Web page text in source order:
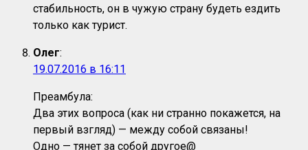
стабильность, он в чужую страну будеть ездить
только как турист.
Олег:
19.07.2016 в 16:11
Преамбула:
Два этих вопроса (как ни странно покажется, на
первый взгляд) — между собой связаны!
Одно — тянет за собой другое@